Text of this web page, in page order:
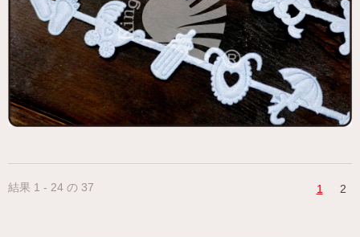
結果 1 - 24 の 37 1 2